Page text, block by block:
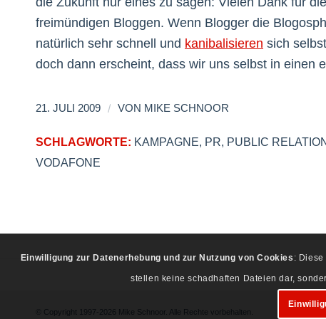
freimündigen Bloggen. Wenn Blogger die
natürlich sehr schnell und kanibalisieren sich
doch dann erscheint, dass wir uns selbst in einen
21. JULI 2009 / VON MIKE SCHNOOR
SCHLAGWORTE: KAMPAGNE, PR, PUBLIC
VODAFONE
© Copyright 1997-2026 Mike Schnoor. Alle Rechte vorbehalten.
Einwilligung zur Datenerhebung und zur Nutzung von Cookies :
stellen keine schadhaften Dateien dar,